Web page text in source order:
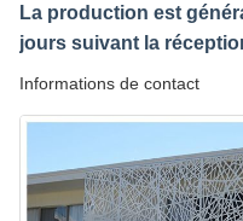
La production est
jours suivant la
Informations de contact